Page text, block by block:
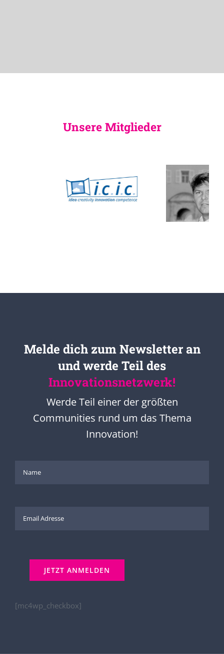
Unsere Mitglieder
Melde dich zum Newsletter an
und werde Teil des
Innovationsnetzwerk!
Werde Teil einer der größten
Communities rund um das Thema